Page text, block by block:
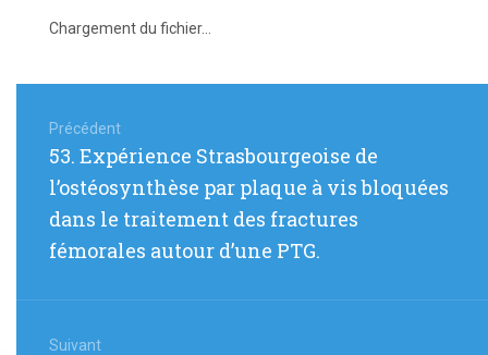
Chargement du fichier...
de
l’article
Précédent
Article
:
53. Expérience Strasbourgeoise de
l’ostéosynthèse par plaque à vis bloquées
dans le traitement des fractures
fémorales autour d’une PTG.
Suivant